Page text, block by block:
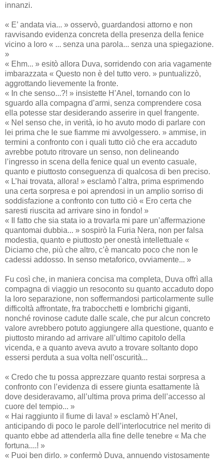
innanzi.
« E’ andata via... » osservò, guardandosi attorno e non
ravvisando evidenza concreta della presenza della fenice
vicino a loro « ... senza una parola... senza una spiegazione.
»
« Ehm... » esitò allora Duva, sorridendo con aria vagamente
imbarazzata « Questo non è del tutto vero. » puntualizzò,
aggrottando lievemente la fronte.
« In che senso...?! » insistette H’Anel, tornando con lo
sguardo alla compagna d’armi, senza comprendere cosa
ella potesse star desiderando asserire in quel frangente.
« Nel senso che, in verità, io ho avuto modo di parlare con
lei prima che le sue fiamme mi avvolgessero. » ammise, in
termini a confronto con i quali tutto ciò che era accaduto
avrebbe potuto ritrovare un senso, non delineando
l’ingresso in scena della fenice qual un evento casuale,
quanto e piuttosto conseguenza di qualcosa di ben preciso.
« L’hai trovata, allora! » esclamò l’altra, prima esprimendo
una certa sorpresa e poi aprendosi in un amplio sorriso di
soddisfazione a confronto con tutto ciò « Ero certa che
saresti riuscita ad arrivare sino in fondo! »
« Il fatto che sia stata io a trovarla mi pare un’affermazione
quantomai dubbia... » sospirò la Furia Nera, non per falsa
modestia, quanto e piuttosto per onestà intellettuale «
Diciamo che, più che altro, c’è mancato poco che non le
cadessi addosso. In senso metaforico, ovviamente... »
Fu così che, in maniera concisa ma completa, Duva offrì alla
compagna di viaggio un resoconto su quanto accaduto dopo
la loro separazione, non soffermandosi particolarmente sulle
difficoltà affrontate, fra trabocchetti e lombrichi giganti,
nonché rovinose cadute dalle scale, che pur alcun concreto
valore avrebbero potuto aggiungere alla questione, quanto e
piuttosto mirando ad arrivare all’ultimo capitolo della
vicenda, e a quanto aveva avuto a trovare soltanto dopo
essersi perduta a sua volta nell’oscurità...
« Credo che tu possa apprezzare quanto restai sorpresa a
confronto con l’evidenza di essere giunta esattamente là
dove desideravamo, all’ultima prova prima dell’accesso al
cuore del tempio... »
« Hai raggiunto il fiume di lava! » esclamò H’Anel,
anticipando di poco le parole dell’interlocutrice nel merito di
quanto ebbe ad attenderla alla fine delle tenebre « Ma che
fortuna....! »
« Puoi ben dirlo. » confermò Duva, annuendo vistosamente